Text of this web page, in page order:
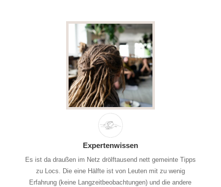
Expertenwissen
Es ist da draußen im Netz drölftausend nett gemeinte Tipps
zu Locs. Die eine Hälfte ist von Leuten mit zu wenig
Erfahrung (keine Langzeitbeobachtungen) und die andere